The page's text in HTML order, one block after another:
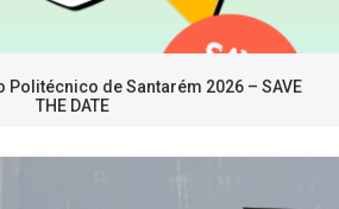
Politécnico de Santarém 2026 – SAVE
THE DATE